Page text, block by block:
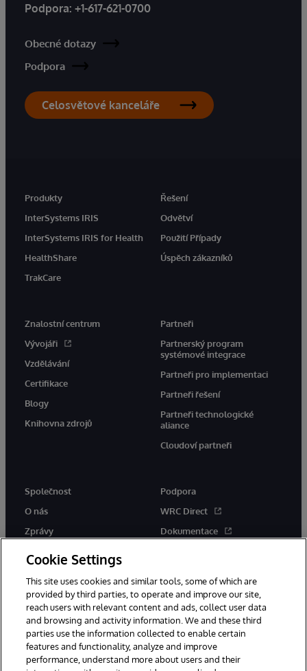
Podpora: +1-617-621-0700
Obecné dotazy
Podpora
Celosvětové kanceláře
Produkty
InterSystems IRIS
InterSystems IRIS for Health
HealthShare
TrakCare
Řešení
Odvětví
Použití Případy
Úspěch zákazníků
Znalostní centrum
Vývojáři
Vzdělávání
Certifikace
Blogy
Knihovna zdrojů
Partneři
Partnerský program
systémové integrace
Partneři pro implementaci
Partneři řešení
Partneři technologické
aliance
Cloudoví partneři
Společnost
O nás
Zprávy
Podpora
WRC Direct
Dokumentace
© 1996-2026 InterSystems Corporation, Boston, MA. Všechna práva
Cookie Settings
This site uses cookies and similar tools, some of which are
provided by third parties, to operate and improve our site,
reach users with relevant content and ads, collect user data
and browsing and activity information. We and these third
parties use the information collected to enable certain
features and functionality, analyze and improve
performance, understand more about users and their